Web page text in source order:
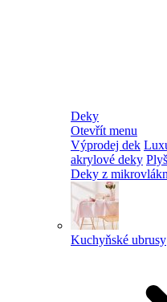
Deky
Otevřít menu
Výprodej dek
akrylové deky
Deky z
Kuchyňské ubrusy